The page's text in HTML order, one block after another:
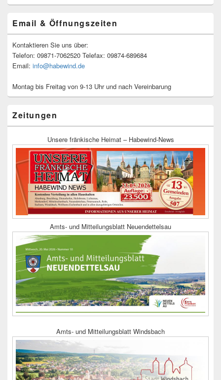
Email & Öffnungszeiten
Kontaktieren Sie uns über:
Telefon: 09871-7062520 Telefax: 09874-689684
Email: info@habewind.de
Montag bis Freitag von 9-13 Uhr und nach Vereinbarung
Zeitungen
Unsere fränkische Heimat – Habewind-News
Amts- und Mitteilungsblatt Neuendettelsau
Amts- und Mitteilungsblatt Windsbach